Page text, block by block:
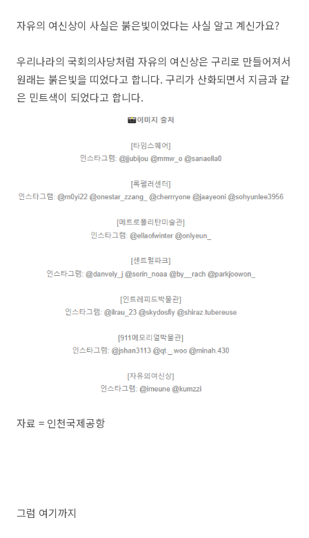
자유의 여신상이 사실은 붉은빛이었다는 사실 알고 계신가요?
우리나라의 국회의사당처럼 자유의 여신상은 구리로 만들어져서
원래는 붉은빛을 띠었다고 합니다. 구리가 산화되면서 지금과 같
은 민트색이 되었다고 합니다.
자료 = 인천국제공항
그럼 여기까지